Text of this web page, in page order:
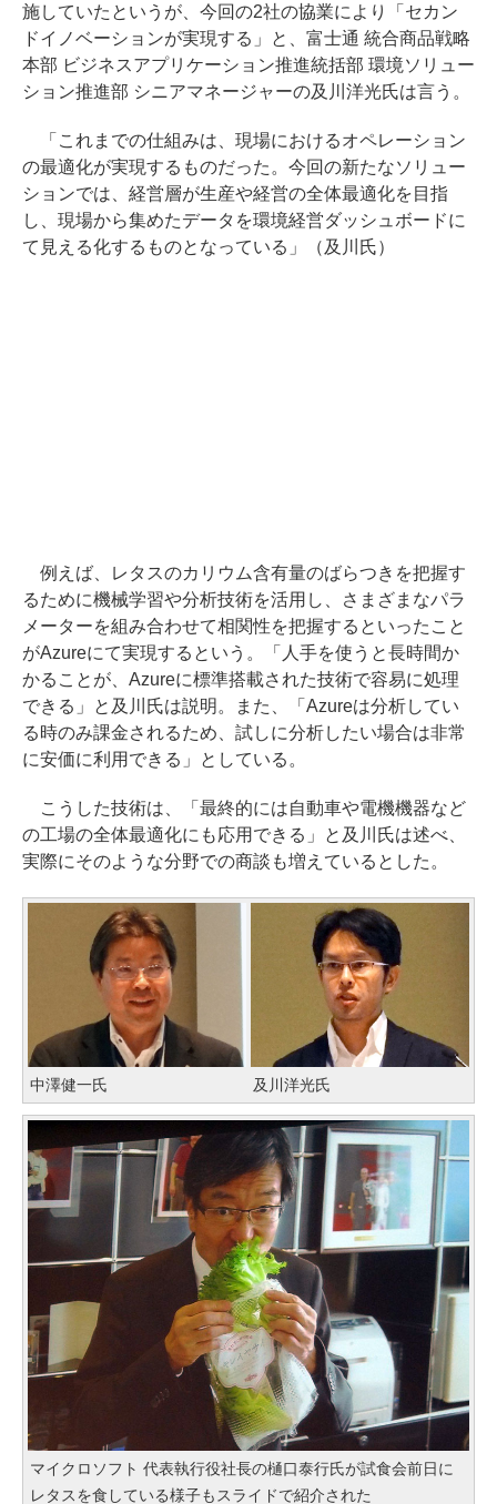
施していたというが、今回の2社の協業により「セカン
ドイノベーションが実現する」と、富士通 統合商品戦略
本部 ビジネスアプリケーション推進統括部 環境ソリュー
ション推進部 シニアマネージャーの及川洋光氏は言う。
「これまでの仕組みは、現場におけるオペレーション
の最適化が実現するものだった。今回の新たなソリュー
ションでは、経営層が生産や経営の全体最適化を目指
し、現場から集めたデータを環境経営ダッシュボードに
て見える化するものとなっている」（及川氏）
例えば、レタスのカリウム含有量のばらつきを把握す
るために機械学習や分析技術を活用し、さまざまなパラ
メーターを組み合わせて相関性を把握するといったこと
がAzureにて実現するという。「人手を使うと長時間か
かることが、Azureに標準搭載された技術で容易に処理
できる」と及川氏は説明。また、「Azureは分析してい
る時のみ課金されるため、試しに分析したい場合は非常
に安価に利用できる」としている。
こうした技術は、「最終的には自動車や電機機器など
の工場の全体最適化にも応用できる」と及川氏は述べ、
実際にそのような分野での商談も増えているとした。
中澤健一氏 及川洋光氏
マイクロソフト 代表執行役社長の樋口泰行氏が試食会前日に
レタスを食している様子もスライドで紹介された